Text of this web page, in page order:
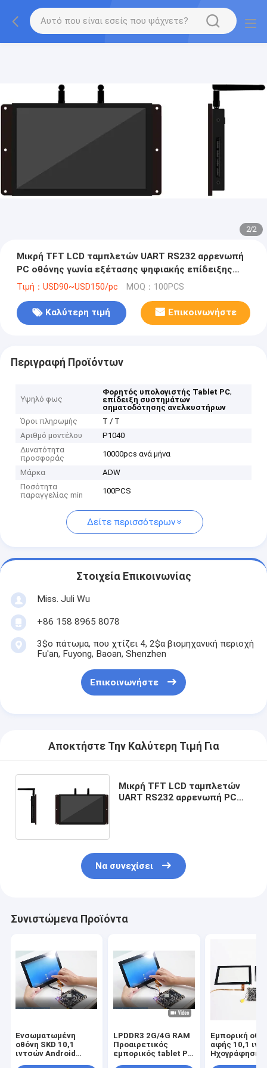
2/2
Μικρή TFT LCD ταμπλετών UART RS232 αρρενωπή
PC οθόνης γωνία εξέτασης ψηφιακής επίδειξης
ευρεία
Τιμή：USD90~USD150/pc MOQ：100PCS
Καλύτερη τιμή Επικοινωνήστε
Περιγραφή Προϊόντων
Υψηλό φως
Φορητός υπολογιστής Tablet PC,
επίδειξη συστημάτων
σηματοδότησης ανελκυστήρων
Όροι πληρωμής
T / T
Αριθμό μοντέλου
P1040
Δυνατότητα
προσφοράς
10000pcs ανά μήνα
Μάρκα
ADW
Ποσότητα
παραγγελίας min
100PCS
Δείτε περισσότερων
Στοιχεία Επικοινωνίας
Miss. Juli Wu
+86 158 8965 8078
3$ο πάτωμα, που χτίζει 4, 2$α βιομηχανική περιοχή
Fu'an, Fuyong, Baoan, Shenzhen
Επικοινωνήστε
Αποκτήστε Την Καλύτερη Τιμή Για
Μικρή TFT LCD ταμπλετών
UART RS232 αρρενωπή PC
Να συνεχίσει
Συνιστώμενα Προϊόντα
Ενσωματωμένη
οθόνη SKD 10,1
ιντσών Android
LPDDR3 2G/4G RAM
Προαιρετικός
εμπορικός tablet PC
Εμπορική
αφής 10,1
Ηχογράφηση